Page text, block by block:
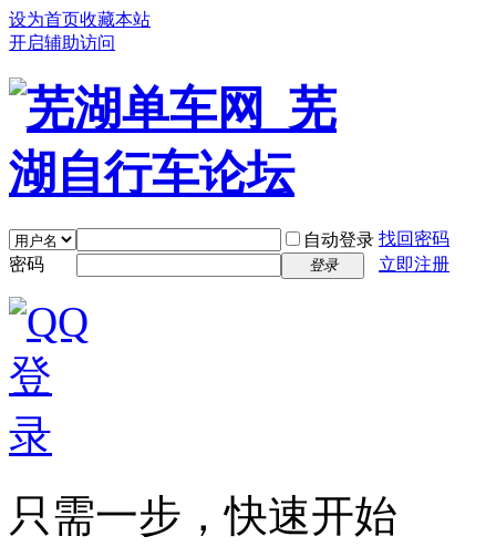
设为首页收藏本站
开启辅助访问
自动登录 找回密码
密码
登录 立即注册
只需一步，快速开始